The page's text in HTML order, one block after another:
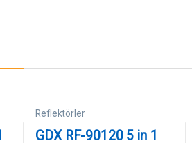
Reflektörler
GDX RF-90120 5 in 1